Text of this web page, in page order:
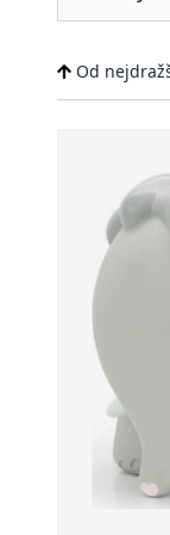
Od